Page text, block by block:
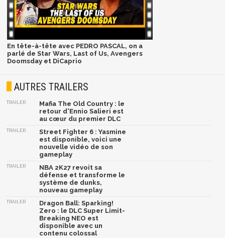
En tête-à-tête avec PEDRO PASCAL, on a
parlé de Star Wars, Last of Us, Avengers
Doomsday et DiCaprio
AUTRES TRAILERS
TRAILER
Mafia The Old Country : le
retour d'Ennio Salieri est
au cœur du premier DLC
TRAILER
Street Fighter 6 : Yasmine
est disponible, voici une
nouvelle vidéo de son
gameplay
TRAILER
NBA 2K27 revoit sa
défense et transforme le
système de dunks,
nouveau gameplay
TRAILER
Dragon Ball: Sparking!
Zero : le DLC Super Limit-
Breaking NEO est
disponible avec un
contenu colossal